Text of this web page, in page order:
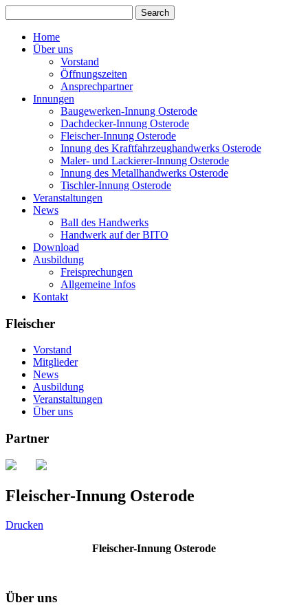
Home
Über uns
Vorstand
Öffnungszeiten
Ansprechpartner
Innungen
Baugewerken-Innung Osterode
Dachdecker-Innung Osterode
Fleischer-Innung Osterode
Innung des Kraftfahrzeughandwerks Osterode
Maler- und Lackierer-Innung Osterode
Innung des Metallhandwerks Osterode
Tischler-Innung Osterode
Veranstaltungen
News
Ball des Handwerks
Handwerk auf der BITO
Download
Ausbildung
Freisprechungen
Allgemeine Infos
Kontakt
Fleischer
Vorstand
Mitglieder
News
Ausbildung
Veranstaltungen
Über uns
Partner
Fleischer-Innung Osterode
Drucken
Fleischer-Innung Osterode
Über uns